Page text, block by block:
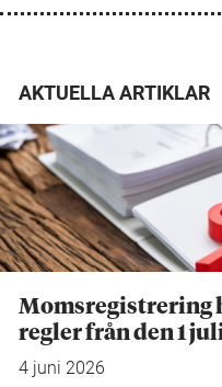
AKTUELLA ARTIKLAR
Momsregistrering
regler från den 1
4 juni 2026